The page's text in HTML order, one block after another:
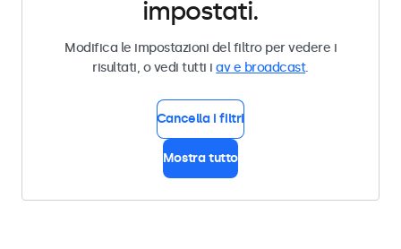
impostati.
Modifica le impostazioni del filtro per vedere i
risultati, o vedi tutti iav e broadcast.
Cancella i filtri
Mostra tutto